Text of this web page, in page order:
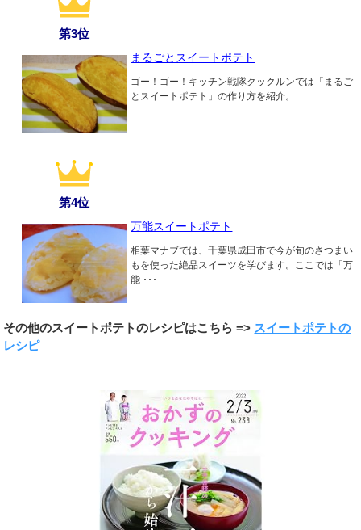
第3位
まるごとスイートポテト
ゴー！ゴー！キッチン戦隊クックルンでは「まるご
とスイートポテト」の作り方を紹介。
第4位
万能スイートポテト
相葉マナブでは、千葉県成田市で今が旬のさつまい
もを使った絶品スイーツを学びます。ここでは「万
能 ･･･
その他のスイートポテトのレシピはこちら => スイートポテトの
レシピ